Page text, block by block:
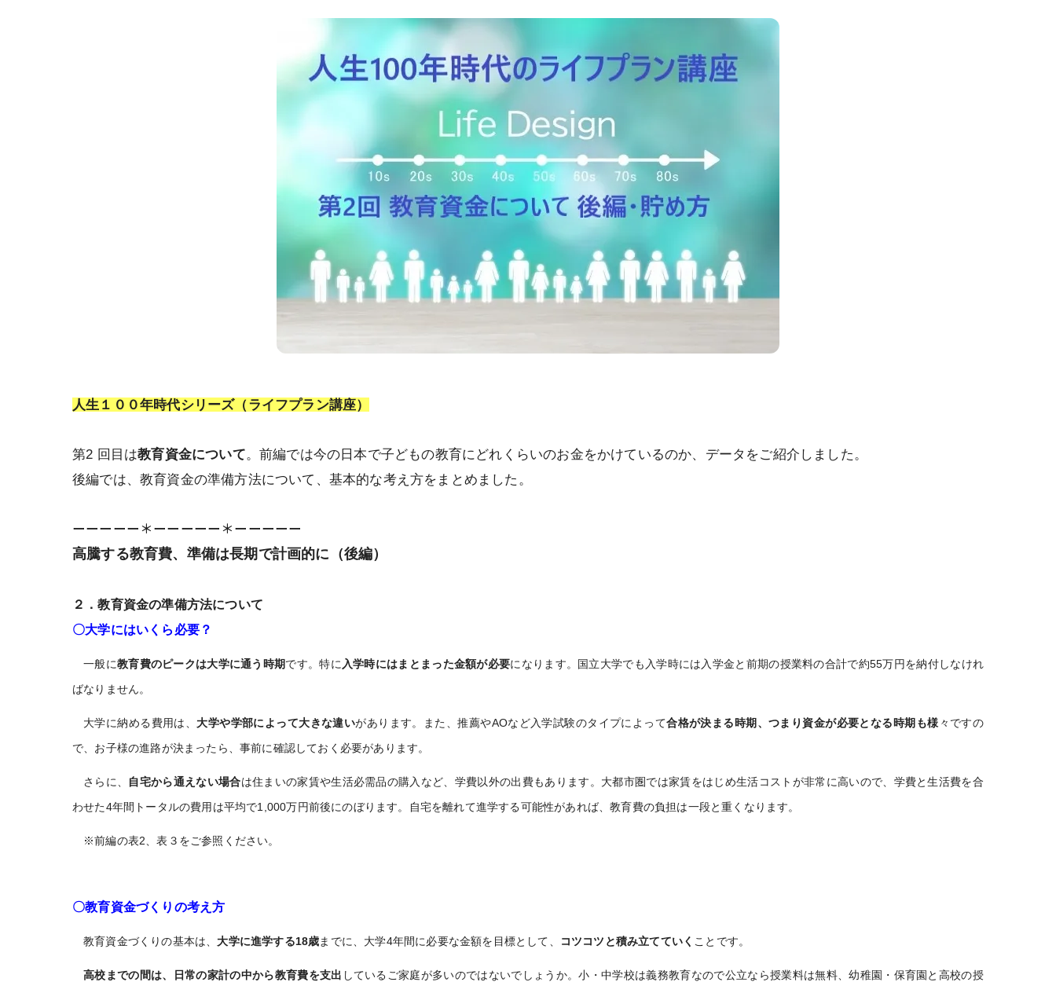
人生１００年時代シリーズ（ライフプラン講座）
第2 回目は教育資金について。前編では今の日本で子どもの教育にどれくらいのお金をかけているのか、データをご紹介しました。
後編では、教育資金の準備方法について、基本的な考え方をまとめました。
ーーーーー＊ーーーーー＊ーーーーー
高騰する教育費、 準備は長期で計画的に（後編）
２．教育資金の準備方法について
〇大学にはいくら必要？
一般に教育費のピークは大学に通う時期です。特に 入学時にはまとまった金額が必要になります。国立大学でも入学時には入学金と前期の授業料の合計で約55万円を納付しなけれ
ばなりません。
大学に納める費用は、 大学や学部によって大きな違いがあります。また、推薦やAOなど入学試験のタイプによって合格が決まる時期、つまり資金が必要となる時期も様 々ですの
で、お子様の進路が決まったら、事前に確認しておく必要があります。
さらに、 自宅から通えない場合は住まいの家賃や生活必需品の購入など、学費以外の出費もあります。大都市圏では家賃をはじめ生活コストが非常に高いので、学費と生活費を合
わせた4年間トータルの費用は平均で1,000万円前後にのぼります。自宅を離れて進学する可能性があれば、教育費の負担は一段と重くなります。
※前編の表2、表３をご参照ください。
〇教育資金づくりの考え方
教育資金づくりの基本は、 大学に進学する18歳までに、大学4年間に必要な金額を目標として、 コツコツと積み立てていく ことです。
高校までの間は、日常の家計の中から教育費を支出 しているご家庭が多いのではないでしょうか。小・中学校は義務教育なので公立なら授業料は無料、幼稚園・保育園と高校の授